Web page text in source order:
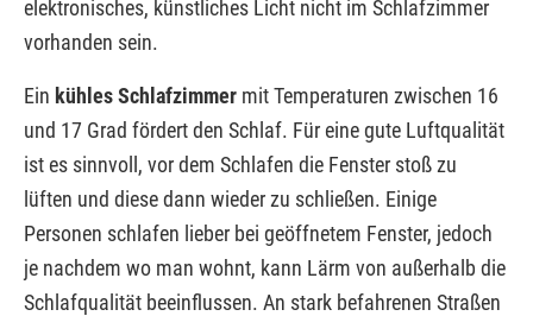
elektronisches, künstliches Licht nicht im Schlafzimmer
vorhanden sein.
Ein kühles Schlafzimmer mit Temperaturen zwischen 16
und 17 Grad fördert den Schlaf. Für eine gute Luftqualität
ist es sinnvoll, vor dem Schlafen die Fenster stoß zu
lüften und diese dann wieder zu schließen. Einige
Personen schlafen lieber bei geöffnetem Fenster, jedoch
je nachdem wo man wohnt, kann Lärm von außerhalb die
Schlafqualität beeinflussen. An stark befahrenen Straßen